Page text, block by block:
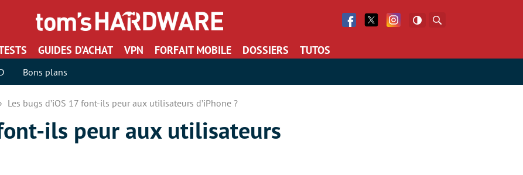
Facebook
Twitter Facebook
GUIDES D’ACHAT VPN FORFAIT MOBILE DOSSIERS TUTOS
Bons plans
Les bugs d’iOS 17 font-ils peur aux utilisateurs d’iPhone ?
ils peur aux utilisateurs